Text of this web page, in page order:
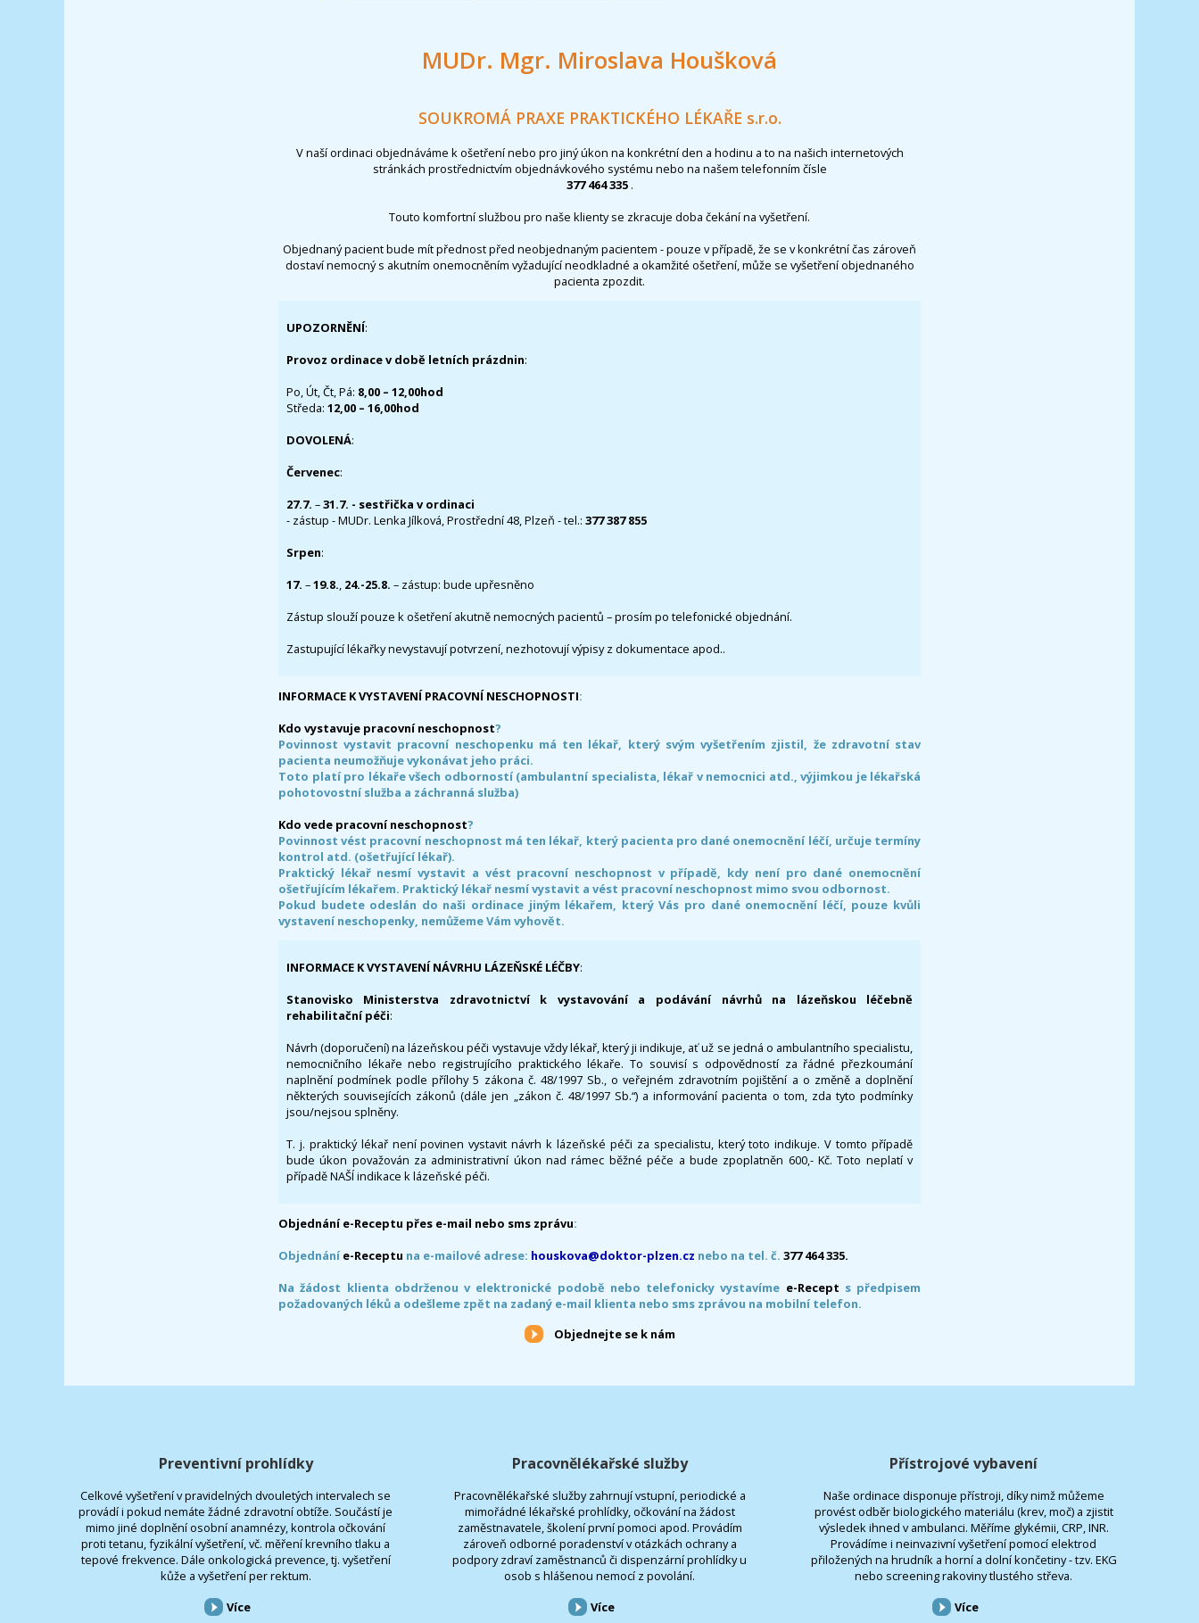
MUDr. Mgr. Miroslava Houšková
SOUKROMÁ PRAXE PRAKTICKÉHO LÉKAŘE s.r.o.
V naší ordinaci objednáváme k ošetření nebo pro jiný úkon na konkrétní den a hodinu a to na našich internetových
stránkách prostřednictvím objednávkového systému nebo na našem telefonním čísle
377 464 335 .
Touto komfortní službou pro naše klienty se zkracuje doba čekání na vyšetření.
Objednaný pacient bude mít přednost před neobjednaným pacientem - pouze v případě, že se v konkrétní čas zároveň
dostaví nemocný s akutním onemocněním vyžadující neodkladné a okamžité ošetření, může se vyšetření objednaného
pacienta zpozdit.
UPOZORNĚNÍ:
Provoz ordinace v době letních prázdnin:
Po, Út, Čt, Pá: 8,00 – 12,00hod
Středa: 12,00 – 16,00hod
DOVOLENÁ:
Červenec:
27.7. –31.7. - sestřička v ordinaci
- zástup - MUDr. Lenka Jílková, Prostřední 48, Plzeň - tel.: 377 387 855
Srpen:
17. –19.8., 24.-25.8. – zástup: bude upřesněno
Zástup slouží pouze k ošetření akutně nemocných pacientů – prosím po telefonické objednání.
Zastupující lékařky nevystavují potvrzení, nezhotovují výpisy z dokumentace apod..
INFORMACE K VYSTAVENÍ PRACOVNÍ NESCHOPNOSTI:
Kdo vystavuje pracovní neschopnost?
Povinnost vystavit pracovní neschopenku má ten lékař, který svým vyšetřením zjistil, že zdravotní stav
pacienta neumožňuje vykonávat jeho práci.
Toto platí pro lékaře všech odborností (ambulantní specialista, lékař v nemocnici atd., výjimkou je lékařská
pohotovostní služba a záchranná služba)
Kdo vede pracovní neschopnost?
Povinnost vést pracovní neschopnost má ten lékař, který pacienta pro dané onemocnění léčí, určuje termíny
kontrol atd. (ošetřující lékař).
Praktický lékař nesmí vystavit a vést pracovní neschopnost v případě, kdy není pro dané onemocnění
ošetřujícím lékařem. Praktický lékař nesmí vystavit a vést pracovní neschopnost mimo svou odbornost.
Pokud budete odeslán do naši ordinace jiným lékařem, který Vás pro dané onemocnění léčí, pouze kvůli
vystavení neschopenky, nemůžeme Vám vyhovět.
INFORMACE K VYSTAVENÍ NÁVRHU LÁZEŇSKÉ LÉČBY:
Stanovisko Ministerstva zdravotnictví k vystavování a podávání návrhů na lázeňskou léčebně
rehabilitační péči:
Návrh (doporučení) na lázeňskou péči vystavuje vždy lékař, který ji indikuje, ať už se jedná o ambulantního specialistu,
nemocničního lékaře nebo registrujícího praktického lékaře. To souvisí s odpovědností za řádné přezkoumání
naplnění podmínek podle přílohy 5 zákona č. 48/1997 Sb., o veřejném zdravotním pojištění a o změně a doplnění
některých souvisejících zákonů (dále jen „zákon č. 48/1997 Sb.“) a informování pacienta o tom, zda tyto podmínky
jsou/nejsou splněny.
T. j. praktický lékař není povinen vystavit návrh k lázeňské péči za specialistu, který toto indikuje. V tomto případě
bude úkon považován za administrativní úkon nad rámec běžné péče a bude zpoplatněn 600,- Kč. Toto neplatí v
případě NAŠÍ indikace k lázeňské péči.
Objednání e-Receptu přes e-mail nebo sms zprávu:
Objednáníe-Receptu na e-mailové adrese: houskova@doktor-plzen.cz nebo na tel. č. 377 464 335.
Na žádost klienta obdrženou v elektronické podobě nebo telefonicky vystavíme e-Recept s předpisem
požadovaných léků a odešleme zpět na zadaný e-mail klienta nebo sms zprávou na mobilní telefon.
Objednejte se k nám
Preventivní prohlídky
Celkové vyšetření v pravidelných dvouletých intervalech se
provádí i pokud nemáte žádné zdravotní obtíže. Součástí je
mimo jiné doplnění osobní anamnézy, kontrola očkování
proti tetanu, fyzikální vyšetření, vč. měření krevního tlaku a
tepové frekvence. Dále onkologická prevence, tj. vyšetření
kůže a vyšetření per rektum.
Více
Pracovnělékařské služby
Pracovnělékařské služby zahrnují vstupní, periodické a
mimořádné lékařské prohlídky, očkování na žádost
zaměstnavatele, školení první pomoci apod. Provádím
zároveň odborné poradenství v otázkách ochrany a
podpory zdraví zaměstnanců či dispenzární prohlídky u
osob s hlášenou nemocí z povolání.
Více
Přístrojové vybavení
Naše ordinace disponuje přístroji, díky nimž můžeme
provést odběr biologického materiálu (krev, moč) a zjistit
výsledek ihned v ambulanci. Měříme glykémii, CRP, INR.
Provádíme i neinvazivní vyšetření pomocí elektrod
přiložených na hrudník a horní a dolní končetiny - tzv. EKG
nebo screening rakoviny tlustého střeva.
Více